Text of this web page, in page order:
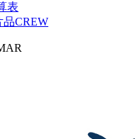
表
品CREW